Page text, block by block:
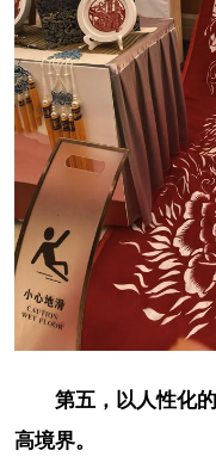
第五，以人性化
高境界。